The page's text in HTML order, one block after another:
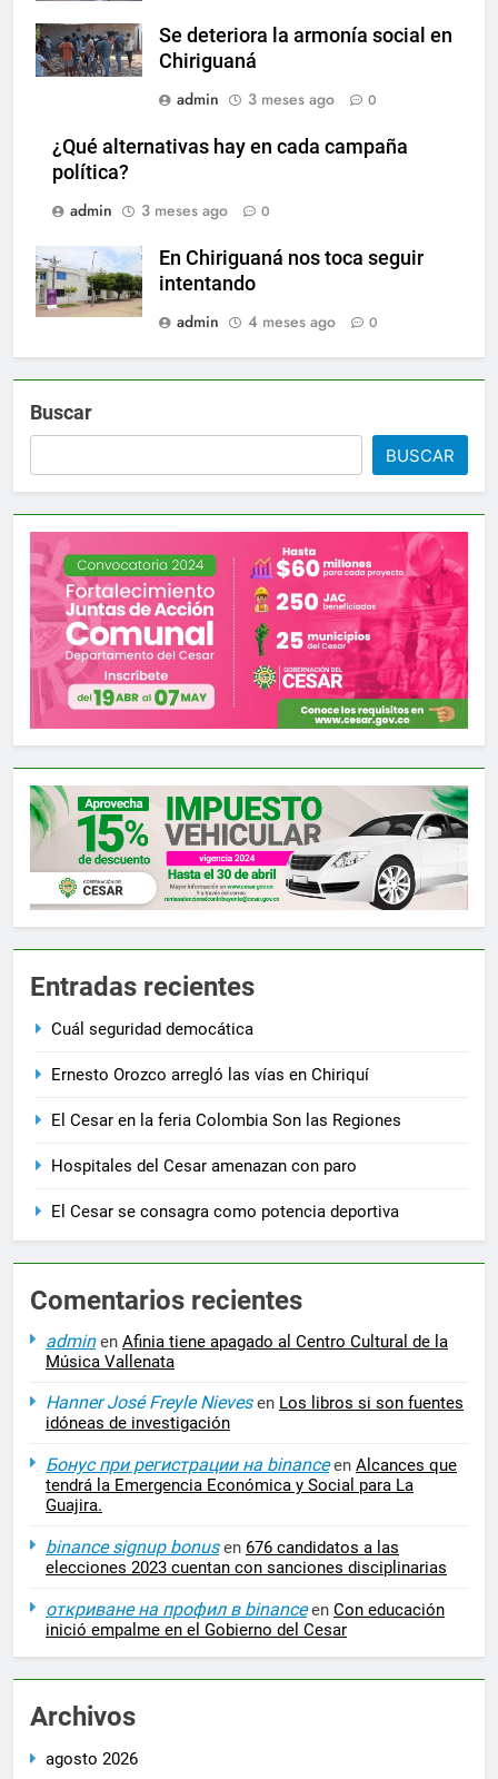
Se deteriora la armonía social en
Chiriguaná
admin
3 meses ago 0
¿Qué alternativas hay en cada campaña
política?
admin
3 meses ago 0
En Chiriguaná nos toca seguir
intentando
admin
4 meses ago 0
Buscar
BUSCAR
Entradas recientes
Cuál seguridad democática
Ernesto Orozco arregló las vías en Chiriquí
El Cesar en la feria Colombia Son las Regiones
Hospitales del Cesar amenazan con paro
El Cesar se consagra como potencia deportiva
Comentarios recientes
adminen Afinia tiene apagado al Centro Cultural de la
Música Vallenata
Hanner José Freyle Nievesen Los libros si son fuentes
idóneas de investigación
Бонус при регистрации на binanceen Alcances que
tendrá la Emergencia Económica y Social para La
Guajira.
binance signup bonusen 676 candidatos a las
elecciones 2023 cuentan con sanciones disciplinarias
откриване на профил в binanceen Con educación
inició empalme en el Gobierno del Cesar
Archivos
agosto 2026